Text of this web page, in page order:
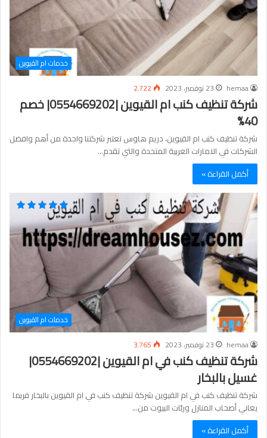
خدمات ام القيوين
hemaa
23 نوفمبر، 2023 2٬722
شركة تنظيف كنب ام القيوين |0554669202| خصم
40%
شركة تنظيف كنب ام القيوين، دريم هاوس تعتبر شركتنا واحدة من أهم وافضل
الشركات في الامارات العربية المتحدة والتي تقدم…
أكمل القراءة »
خدمات ام القيوين
hemaa
23 نوفمبر، 2023 3٬765
شركة تنظيف كنب في ام القيوين |0554669202|
غسيل بالبخار
شركة تنظيف كنب في ام القيوين شركة تنظيف كنب في ام القيوين بالبخار فربما
يعاني أصحاب المنازل وربّات البيوت من…
أكمل القراءة »